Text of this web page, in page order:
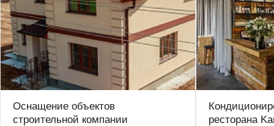
Оснащение объектов
строительной компании
ресторана